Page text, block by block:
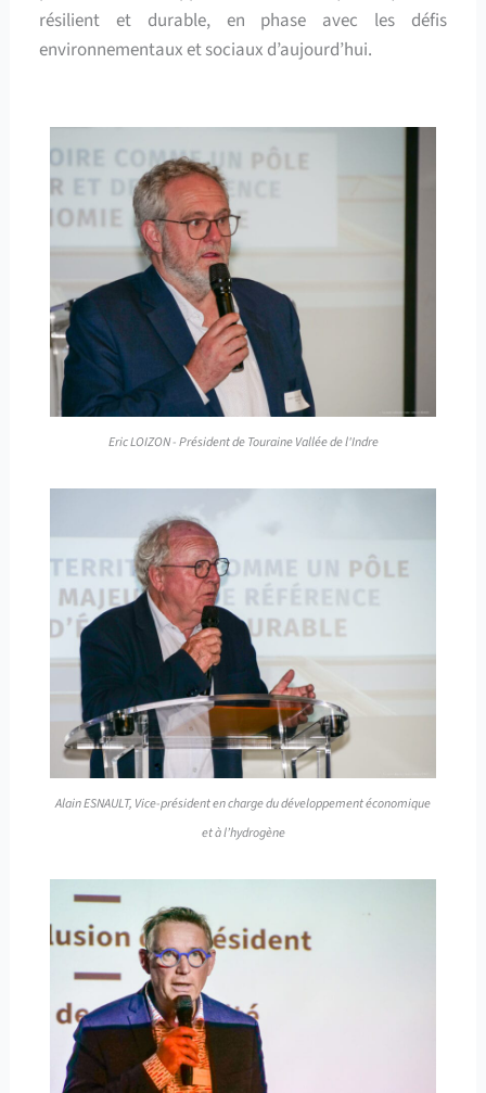
résilient et durable, en phase avec les défis
environnementaux et sociaux d’aujourd’hui.
Eric LOIZON - Président de Touraine Vallée de l'Indre
Alain ESNAULT, Vice-président en charge du développement économique
et à l’hydrogène